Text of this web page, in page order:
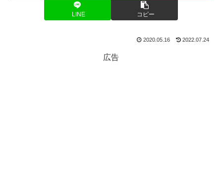
LINE コピー
2020.05.16 2022.07.24
広告